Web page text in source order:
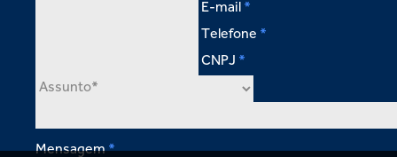
E-mail
Telefone
CNPJ
Mensagem